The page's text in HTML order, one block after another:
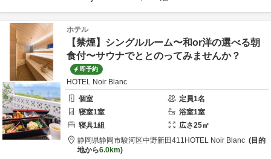
ホテル
【禁煙】シングルルーム〜和or洋の選べる朝
食付〜サウナでととのってみませんか？
即予約
HOTEL Noir Blanc
個室
定員1名
寝室1室 浴室1室
寝具1組 広さ25㎡
静岡県静岡市駿河区中野新田411 HOTEL Noir Blanc
目的
地から6.0km